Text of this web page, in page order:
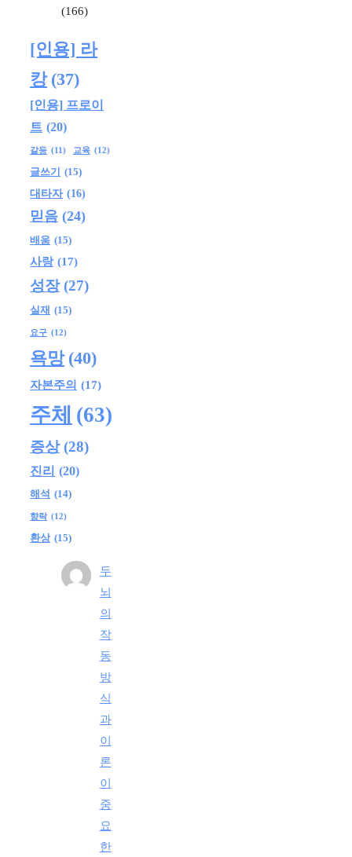
(166)
[인용] 라
캉 (37)
[인용] 프로이
트 (20)
갈등 (11) 교육 (12)
글쓰기
(15)
대타자 (16)
믿음 (24)
배움 (15)
사랑 (17)
성장 (27)
실재 (15)
요구 (12)
욕망 (40)
자본주의 (17)
주체 (63)
증상 (28)
진리 (20)
해석 (14)
향락 (12)
환상 (15)
두
뇌
의
작
동
방
식
과
이
론
이
중
요
한